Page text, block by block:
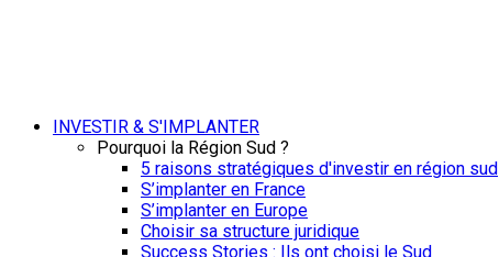
INVESTIR & S'IMPLANTER
Pourquoi la Région Sud ?
5 raisons stratégiques d'investir en région sud
S’implanter en France
S’implanter en Europe
Choisir sa structure juridique
Success Stories : Ils ont choisi le Sud